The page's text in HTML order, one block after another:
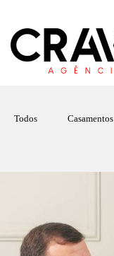
Todos Casamentos